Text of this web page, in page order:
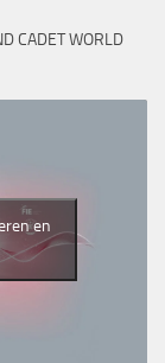
CADET WORLD
en